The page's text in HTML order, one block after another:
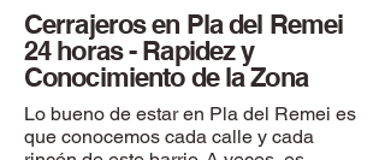
Cerrajeros en Pla del Remei
24 horas - Rapidez y
Conocimiento de la Zona
Lo bueno de estar en Pla del Remei es
que conocemos cada calle y cada